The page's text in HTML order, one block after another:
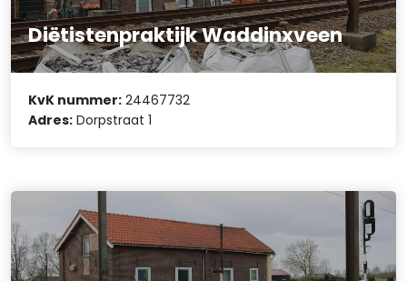
Diëtistenpraktijk Waddinxveen
KvK nummer: 24467732
Adres: Dorpstraat 1